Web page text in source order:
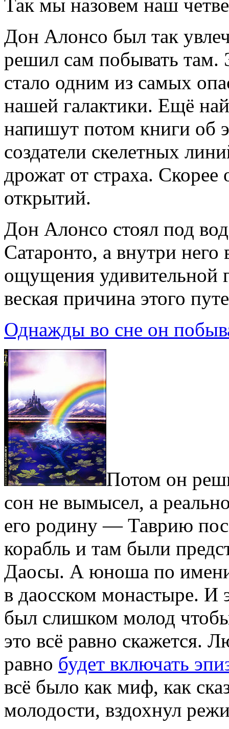
Так мы назовем наш
Дон Алонсо был так
решил сам побывать там.
стало одним из самых
нашей галактики. Ещё
напишут потом книги
создатели скелетных
дрожат от страха.
открытий.
Дон Алонсо стоял под
Сатаронто, а внутри него
ощущения удивительной
веская причина этого
Однажды во сне он
Потом он
сон не вымысел, а
его родину — Таврию
корабль и там были
Даосы. А юноша по
в даосском монастыре. И
был слишком молод
это всё равно скажется.
равно будет включать
всё было как миф, как
молодости, вздохнул